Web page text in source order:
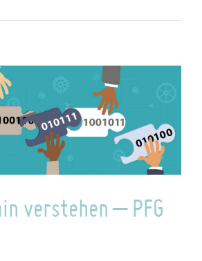
Transport
–
Wie
gut
kennen
Sie
Branche?
verstehen – PFG